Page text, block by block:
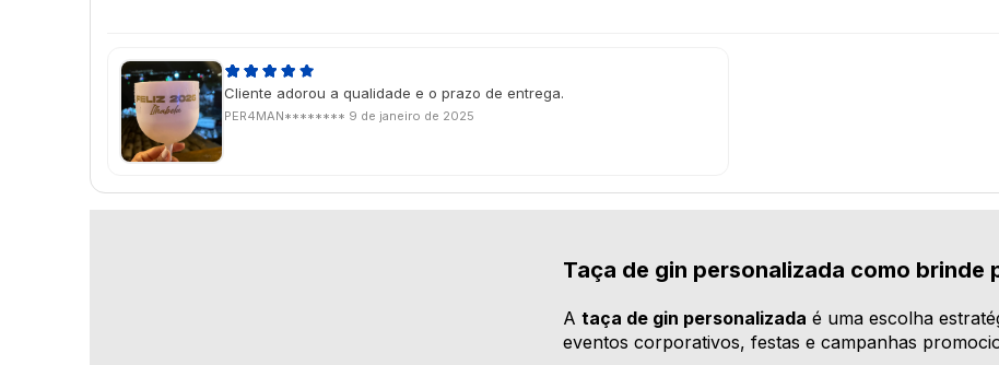
Cliente adorou a qualidade e o prazo de entrega.
PER4MAN******** 9 de janeiro de 2025
Taça de gin personalizada como brinde
Ataça de gin personalizada é uma escolha
eventos corporativos, festas e campanhas